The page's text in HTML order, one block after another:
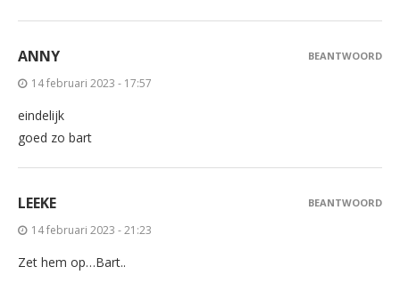
ANNY
14 februari 2023 - 17:57
eindelijk
goed zo bart
BEANTWOORD
LEEKE
14 februari 2023 - 21:23
Zet hem op…Bart..
BEANTWOORD